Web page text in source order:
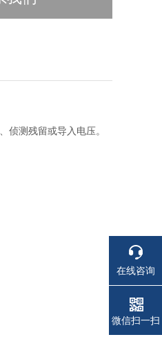
侦测残留或导入电压。
在线咨询
电话
电话
微信扫一扫